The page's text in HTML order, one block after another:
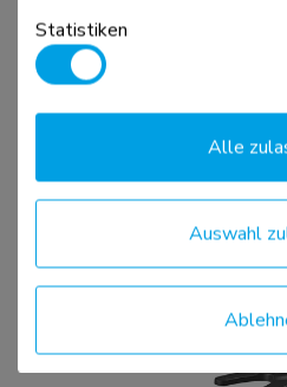
Vergleichen
Statistiken
Auswahl
Alle